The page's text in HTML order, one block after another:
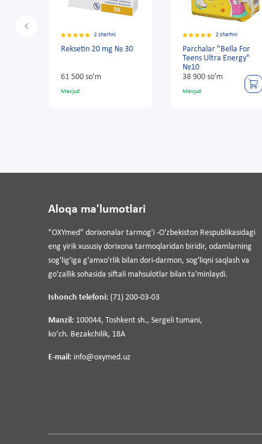
2 sharhni
Reksetin 20 mg № 30
61 500 so'm
Mavjud
2 sharhni
Parchalar "Bella For
Teens Ultra Energy"
№10
38 900 so'm
Mavjud
Aloqa ma'lumotlari
"OXYmed" dorixonalar tarmog'i -O'zbekiston Respublikasidagi
eng yirik xususiy dorixona tarmoqlaridan biridir, odamlarning
sog'lig'iga g'amxo'rlik bilan dori-darmon, sog'liqni saqlash va
go'zallik sohasida siftali mahsulotlar bilan ta'minlaydi.
Ishonch telefoni: (71) 200-03-03
Manzil: 100044, Toshkent sh., Sergeli tumani,
koʻch. Bezakchilik, 18A
E-mail: info@oxymed.uz